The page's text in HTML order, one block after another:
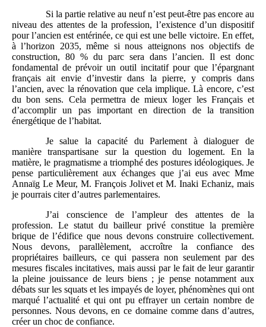
Si la partie relative au neuf n’est peut-être pas encore au
niveau des attentes de la profession, l’existence d’un dispositif
pour l’ancien est entérinée, ce qui est une belle victoire. En effet,
à l’horizon 2035, même si nous atteignons nos objectifs de
construction, 80 % du parc sera dans l’ancien. Il est donc
fondamental de prévoir un outil incitatif pour que l’épargnant
français ait envie d’investir dans la pierre, y compris dans
l’ancien, avec la rénovation que cela implique. Là encore, c’est
du bon sens. Cela permettra de mieux loger les Français et
d’accomplir un pas important en direction de la transition
énergétique de l’habitat.
Je salue la capacité du Parlement à dialoguer de
manière transpartisane sur la question du logement. En la
matière, le pragmatisme a triomphé des postures idéologiques. Je
pense particulièrement aux échanges que j’ai eus avec Mme
Annaïg Le Meur, M. François Jolivet et M. Inaki Echaniz, mais
je pourrais citer d’autres parlementaires.
J’ai conscience de l’ampleur des attentes de la
profession. Le statut du bailleur privé constitue la première
brique de l’édifice que nous devons construire collectivement.
Nous devons, parallèlement, accroître la confiance des
propriétaires bailleurs, ce qui passera non seulement par des
mesures fiscales incitatives, mais aussi par le fait de leur garantir
la pleine jouissance de leurs biens ; je pense notamment aux
débats sur les squats et les impayés de loyer, phénomènes qui ont
marqué l’actualité et qui ont pu effrayer un certain nombre de
personnes. Nous devons, en ce domaine comme dans d’autres,
créer un choc de confiance.